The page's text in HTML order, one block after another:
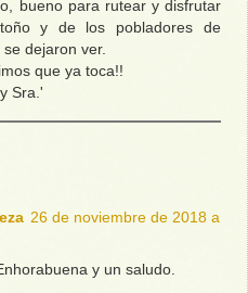
bueno para rutear y disfrutar
y de los pobladores de
dejaron ver.
que ya toca!!
Sra.'
26 de noviembre de 2018 a
y un saludo.